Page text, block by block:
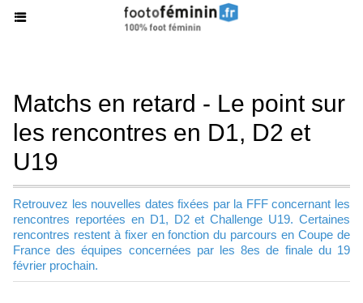
Matchs en retard - Le point sur
les rencontres en D1, D2 et
U19
Retrouvez les nouvelles dates fixées par la FFF concernant les
rencontres reportées en D1, D2 et Challenge U19. Certaines
rencontres restent à fixer en fonction du parcours en Coupe de
France des équipes concernées par les 8es de finale du 19
février prochain.